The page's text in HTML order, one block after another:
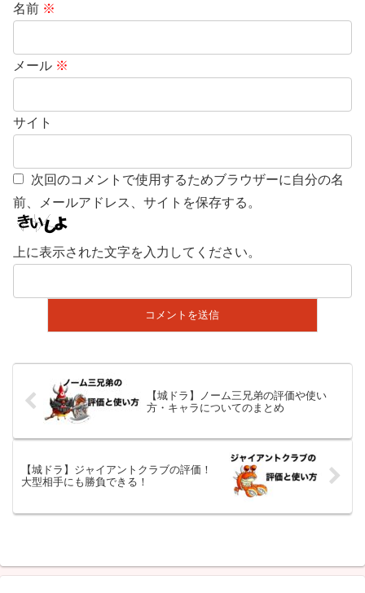
名前 ※
メール ※
サイト
次回のコメントで使用するためブラウザーに自分の名
前、メールアドレス、サイトを保存する。
上に表示された文字を入力してください。
【城ドラ】ノーム三兄弟の評価や使い
方・キャラについてのまとめ
【城ドラ】ジャイアントクラブの評価！
大型相手にも勝負できる！